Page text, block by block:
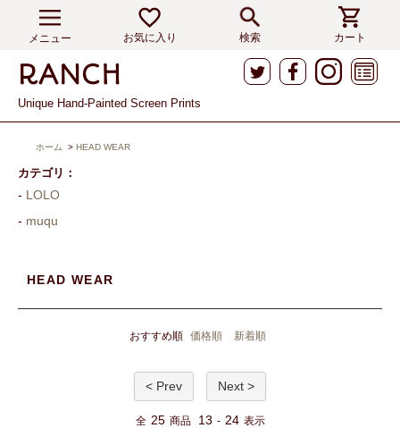
メニュー お気に入り 検索 カート
Unique Hand-Painted Screen Prints
ホーム > HEAD WEAR
カテゴリ：
LOLO
muqu
HEAD WEAR
おすすめ順 価格順 新着順
< Prev Next >
全 25 商品 13 - 24 表示